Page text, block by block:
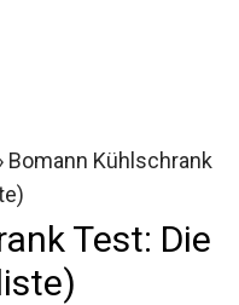
Bomann Kühlschrank
Test: Die